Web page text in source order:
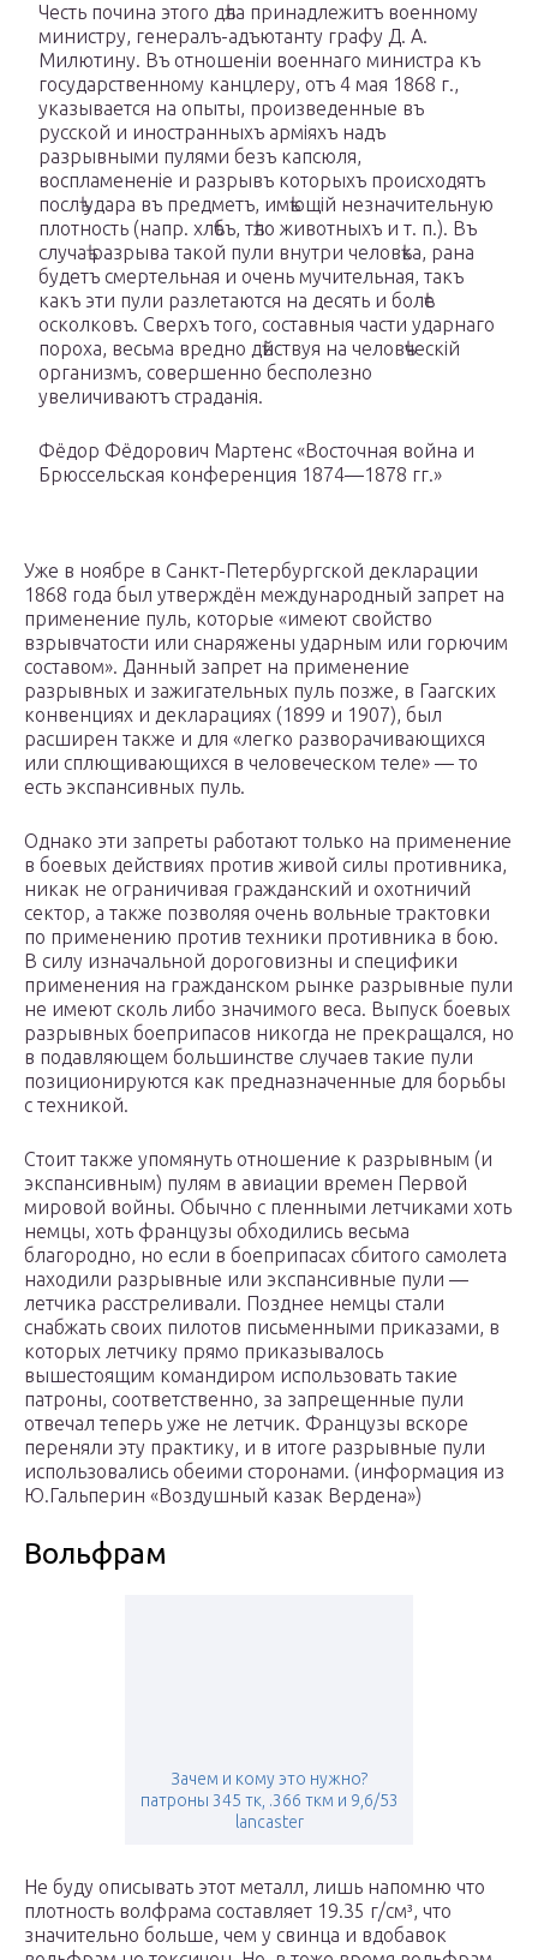
Честь почина этого дѣла принадлежитъ военному
министру, генералъ-адъютанту графу Д. А.
Милютину. Въ отношеніи военнаго министра къ
государственному канцлеру, отъ 4 мая 1868 г.,
указывается на опыты, произведенные въ
русской и иностранныхъ арміяхъ надъ
разрывными пулями безъ капсюля,
воспламененіе и разрывъ которыхъ происходятъ
послѣ удара въ предметъ, имѣющій незначительную
плотность (напр. хлѣбъ, тѣло животныхъ и т. п.). Въ
случаѣ разрыва такой пули внутри человѣка, рана
будетъ смертельная и очень мучительная, такъ
какъ эти пули разлетаются на десять и болѣе
осколковъ. Сверхъ того, составныя части ударнаго
пороха, весьма вредно дѣйствуя на человѣческій
организмъ, совершенно бесполезно
увеличиваютъ страданія.
Фёдор Фёдорович Мартенс «Восточная война и
Брюссельская конференция 1874—1878 гг.»
Уже в ноябре в Санкт-Петербургской декларации
1868 года был утверждён международный запрет на
применение пуль, которые «имеют свойство
взрывчатости или снаряжены ударным или горючим
составом». Данный запрет на применение
разрывных и зажигательных пуль позже, в Гаагских
конвенциях и декларациях (1899 и 1907), был
расширен также и для «легко разворачивающихся
или сплющивающихся в человеческом теле» — то
есть экспансивных пуль.
Однако эти запреты работают только на применение
в боевых действиях против живой силы противника,
никак не ограничивая гражданский и охотничий
сектор, а также позволяя очень вольные трактовки
по применению против техники противника в бою.
В силу изначальной дороговизны и специфики
применения на гражданском рынке разрывные пули
не имеют сколь либо значимого веса. Выпуск боевых
разрывных боеприпасов никогда не прекращался, но
в подавляющем большинстве случаев такие пули
позиционируются как предназначенные для борьбы
с техникой.
Стоит также упомянуть отношение к разрывным (и
экспансивным) пулям в авиации времен Первой
мировой войны. Обычно с пленными летчиками хоть
немцы, хоть французы обходились весьма
благородно, но если в боеприпасах сбитого самолета
находили разрывные или экспансивные пули —
летчика расстреливали. Позднее немцы стали
снабжать своих пилотов письменными приказами, в
которых летчику прямо приказывалось
вышестоящим командиром использовать такие
патроны, соответственно, за запрещенные пули
отвечал теперь уже не летчик. Французы вскоре
переняли эту практику, и в итоге разрывные пули
использовались обеими сторонами. (информация из
Ю.Гальперин «Воздушный казак Вердена»)
Вольфрам
Зачем и кому это нужно?
патроны 345 тк, .366 ткм и 9,6/53
lancaster
Не буду описывать этот металл, лишь напомню что
плотность волфрама составляет 19.35 г/см³, что
значительно больше, чем у свинца и вдобавок